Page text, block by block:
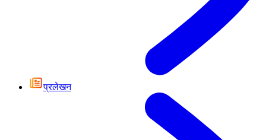
प्रलेखन